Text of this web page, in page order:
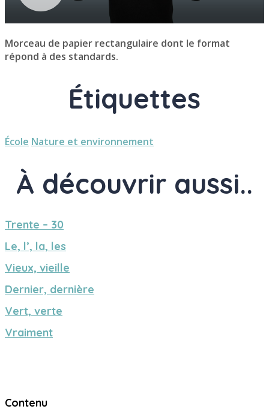
Morceau de papier rectangulaire dont le format
répond à des standards.
Étiquettes
École Nature et environnement
À découvrir aussi..
Trente – 30
Le, l’, la, les
Vieux, vieille
Dernier, dernière
Vert, verte
Vraiment
Contenu